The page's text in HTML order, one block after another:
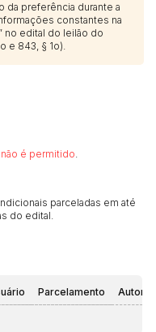
da preferência durante a
constantes na
no edital do leilão do
e 843, § 1o).
não é permitido
parceladas em até
do edital.
Parcelamento